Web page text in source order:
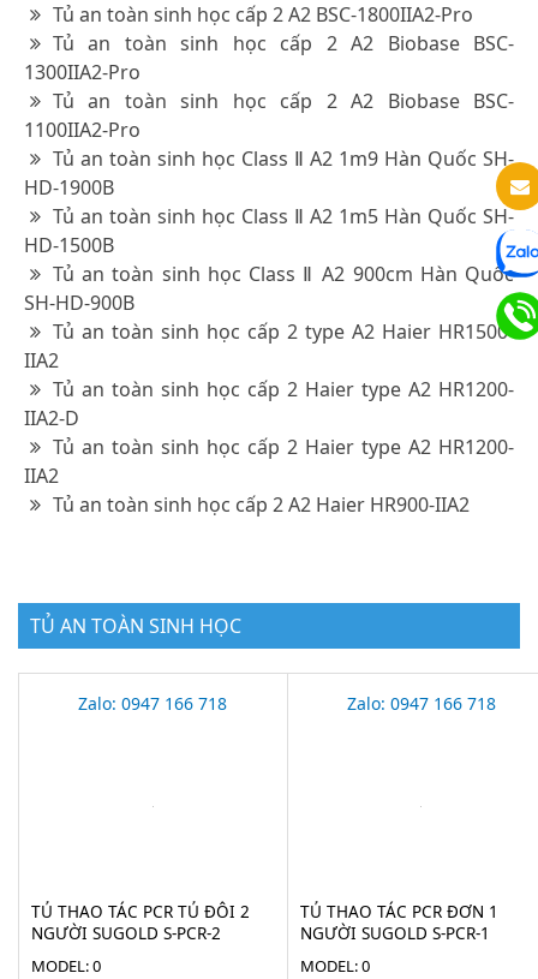
Tủ an toàn sinh học cấp 2 A2 BSC-1800IIA2-Pro
Tủ an toàn sinh học cấp 2 A2 Biobase BSC-
1300IIA2-Pro
Tủ an toàn sinh học cấp 2 A2 Biobase BSC-
1100IIA2-Pro
Tủ an toàn sinh học Class Ⅱ A2 1m9 Hàn Quốc SH-
HD-1900B
Tủ an toàn sinh học Class Ⅱ A2 1m5 Hàn Quốc SH-
HD-1500B
Tủ an toàn sinh học Class Ⅱ A2 900cm Hàn Quốc
SH-HD-900B
Tủ an toàn sinh học cấp 2 type A2 Haier HR1500-
IIA2
Tủ an toàn sinh học cấp 2 Haier type A2 HR1200-
IIA2-D
Tủ an toàn sinh học cấp 2 Haier type A2 HR1200-
IIA2
Tủ an toàn sinh học cấp 2 A2 Haier HR900-IIA2
TỦ AN TOÀN SINH HỌC
Zalo: 0947 166 718
TỦ THAO TÁC PCR TỦ ĐÔI 2
NGƯỜI SUGOLD S-PCR-2
MODEL: 0
Zalo: 0947 166 718
TỦ THAO TÁC PCR ĐƠN 1
NGƯỜI SUGOLD S-PCR-1
MODEL: 0